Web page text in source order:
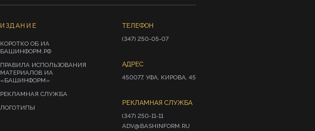
ИЗДАНИЕ
КОРОТКО ОБ ИА
БАШИНФОРМ.РФ
ПРАВИЛА ИСПОЛЬЗОВАНИЯ
МАТЕРИАЛОВ ИА
«БАШИНФОРМ»
РЕКЛАМНАЯ СЛУЖБА
ЛОГОТИПЫ
ТЕЛЕФОН
(347) 250-05-07
АДРЕС
450077, УФА, КИРОВА, 45
РЕКЛАМНАЯ СЛУЖБА
(347) 250-11-11
ADV@BASHINFORM.RU